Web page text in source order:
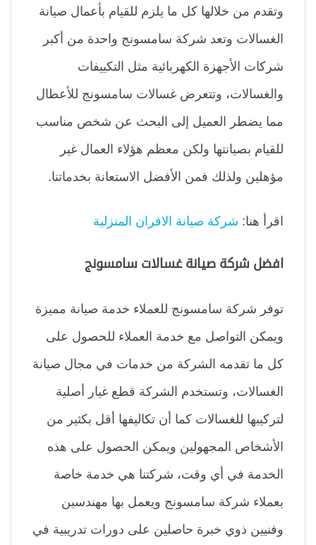
وتقدم من خلالها كل ما يلزم للقيام بأعمال صيانة
الغسالات وتعد شركة سامسونج واحدة من أكبر
شركات الأجهزة الكهربائية مثل التكييفات
والغسالات، وتتعرض غسالات سامسونج للأعطال
مما يضطر العميل إلى البحث عن شخص مناسب
للقيام بصيانتها ولكن معظم هؤلاء العمال غير
مؤهلين ولذلك فمن الأفضل الاستعانة بخدماتنا.
اقرأ هنا: شركة صيانة الافران المنزلية
افضل شركة صيانة غسالات سامسونج
توفر شركة سامسونج للعملاء خدمة صيانة مميزة
ويمكن التواصل مع خدمة العملاء للحصول على
كل ما تقدمه الشركة من خدمات في مجال صيانة
الغسالات، وتستخدم الشركة قطع غيار أصلية
لتركيبها للغسالات كما أن تكاليفها أقل بكثير من
الأشخاص المجهولين ويمكن الحصول على هذه
الخدمة في أي وقت، شركتنا هي خدمة خاصة
بعملاء شركة سامسونج ويعمل بها مهندسين
وفنيين ذوي خبرة حاصلين على دورات تدريبية في